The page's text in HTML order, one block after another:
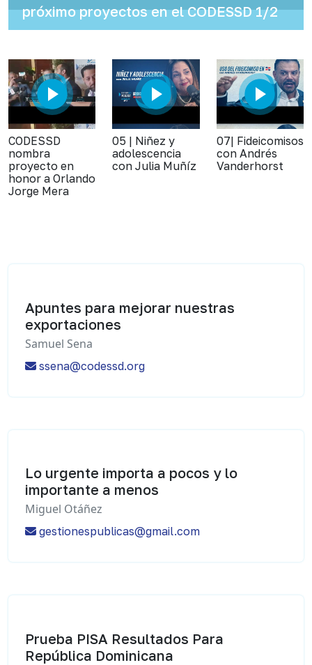
próximo proyectos en el CODESSD 1/2
CODESSD
nombra
proyecto en
honor a Orlando
Jorge Mera
05 | Niñez y
adolescencia
con Julia Muñíz
07| Fideicomisos
con Andrés
Vanderhorst
Apuntes para mejorar nuestras
exportaciones
Samuel Sena
ssena@codessd.org
Lo urgente importa a pocos y lo
importante a menos
Miguel Otáñez
gestionespublicas@gmail.com
Prueba PISA Resultados Para
República Dominicana